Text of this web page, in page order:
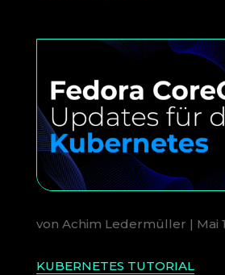
von Achim Ledermüller | Mai
KUBERNETES TUTORIAL